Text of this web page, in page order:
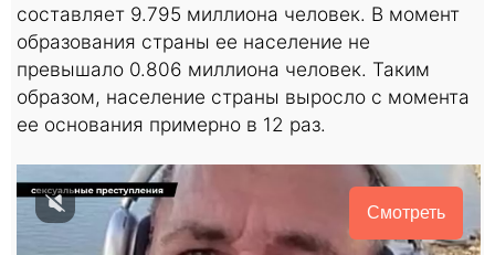
составляет 9.795 миллиона человек. В момент
образования страны ее население не
превышало 0.806 миллиона человек. Таким
образом, население страны выросло с момента
ее основания примерно в 12 раз.
Смотреть